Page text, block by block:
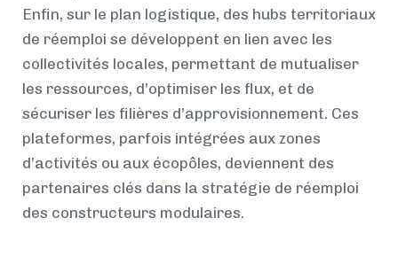
Enfin, sur le plan logistique, des hubs territoriaux
de réemploi se développent en lien avec les
collectivités locales, permettant de mutualiser
les ressources, d’optimiser les flux, et de
sécuriser les filières d’approvisionnement. Ces
plateformes, parfois intégrées aux zones
d’activités ou aux écopôles, deviennent des
partenaires clés dans la stratégie de réemploi
des constructeurs modulaires.